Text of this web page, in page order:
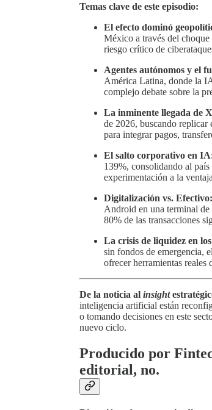
Temas clave de este episodio:
El efecto dominó
México a través del
riesgo crítico de
Agentes autónomos y el
América Latina, donde la
complejo debate sobre la
La inminente llegada de
de 2026, buscando replicar
para integrar pagos,
El salto corporativo en
139%, consolidando al
experimentación a la
Digitalización vs. Efectivo:
Android en una terminal
80% de las transacciones
La crisis de liquidez en
sin fondos de emergencia,
ofrecer herramientas
De la noticia al insight
inteligencia artificial están
o tomando decisiones en este
nuevo ciclo.
Producido por
editorial, no.